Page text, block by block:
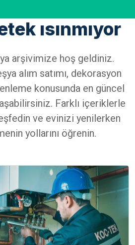
ısınmıyor
arşivimize hoş geldiniz.
alım satımı, dekorasyon
konusunda en güncel
Farklı içeriklerle
ve evinizi yenilerken
yollarını öğrenin.